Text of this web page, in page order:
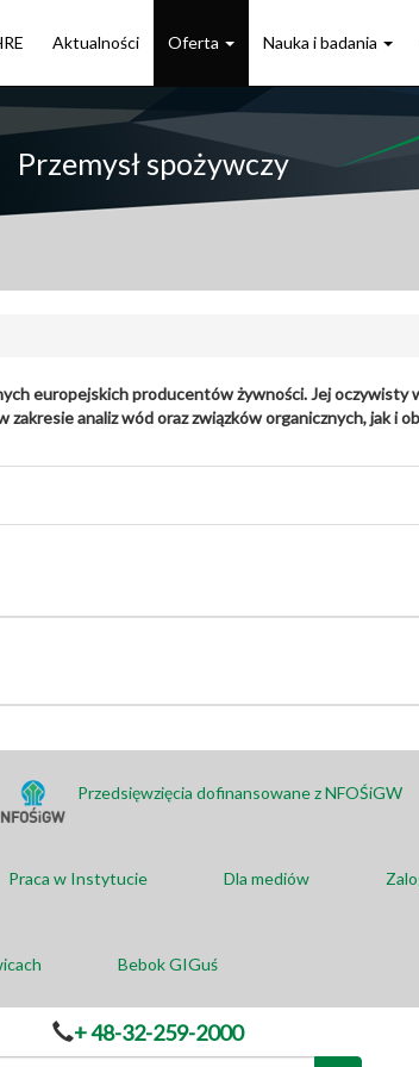
Aktualności Oferta Nauka i badania
Przemysł spożywczy
europejskich producentów żywności. Jej
analiz wód oraz związków organicznych, jak i
Przedsięwzięcia dofinansowane z NFOŚiGW
Praca w Instytucie Dla mediów
Bebok GIGuś
+ 48-32-259-2000